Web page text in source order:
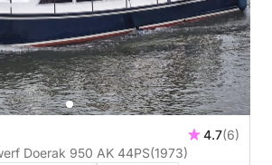
4.7(6)
Motorboot Eistawerf Doerak 950 AK 44PS(1973)